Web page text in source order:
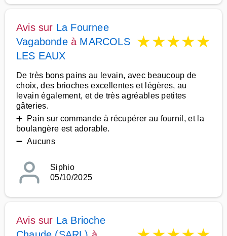
Avis sur La Fournee
Vagabondeà MARCOLS
LES EAUX
★★★★★
De très bons pains au levain, avec beaucoup de
choix, des brioches excellentes et légères, au
levain également, et de très agréables petites
gâteries.
➕ Pain sur commande à récupérer au fournil, et la
boulangère est adorable.
➖ Aucuns
Siphio
05/10/2025
Avis sur La Brioche